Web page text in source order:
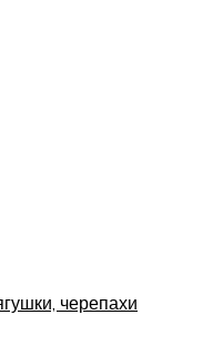
черепахи